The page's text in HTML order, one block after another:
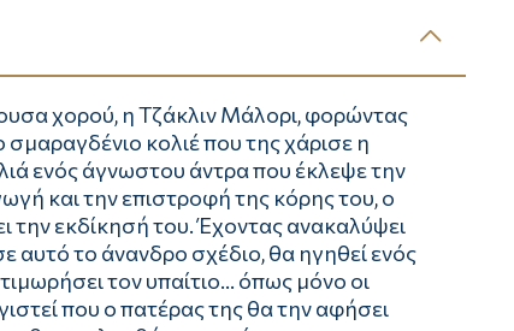
χορού, η Τζάκλιν Μάλορι, φορώντας
κολιέ που της χάρισε η
ενός άγνωστου άντρα που έκλεψε την
και την επιστροφή της κόρης του, ο
την εκδίκησή του. Έχοντας ανακαλύψει
αυτό το άνανδρο σχέδιο, θα ηγηθεί ενός
τον υπαίτιο... όπως μόνο οι
που ο πατέρας της θα την αφήσει